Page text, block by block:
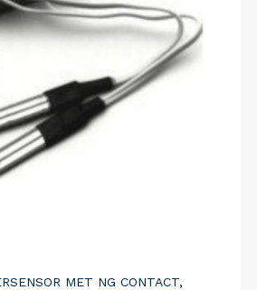
MET NG CONTACT,